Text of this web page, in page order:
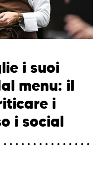
i suoi
menu: il
i
i social